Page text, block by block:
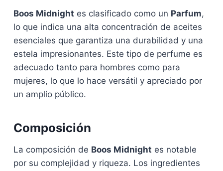
Boos Midnight es clasificado como un Parfum,
lo que indica una alta concentración de aceites
esenciales que garantiza una durabilidad y una
estela impresionantes. Este tipo de perfume es
adecuado tanto para hombres como para
mujeres, lo que lo hace versátil y apreciado por
un amplio público.
Composición
La composición de Boos Midnight es notable
por su complejidad y riqueza. Los ingredientes